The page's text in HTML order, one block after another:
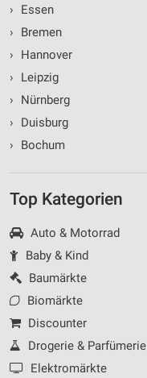
›
Essen
›
Bremen
›
Hannover
›
Leipzig
›
Nürnberg
›
Duisburg
›
Bochum
Top Kategorien
Auto & Motorrad
Baby & Kind
Baumärkte
Biomärkte
Discounter
Drogerie & Parfümerie
Elektromärkte